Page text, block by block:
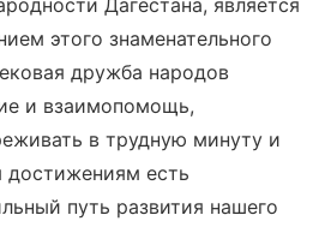
Дагестана, является
этого знаменательного
дружба народов
и взаимопомощь,
в трудную минуту и
достижениям есть
путь развития нашего